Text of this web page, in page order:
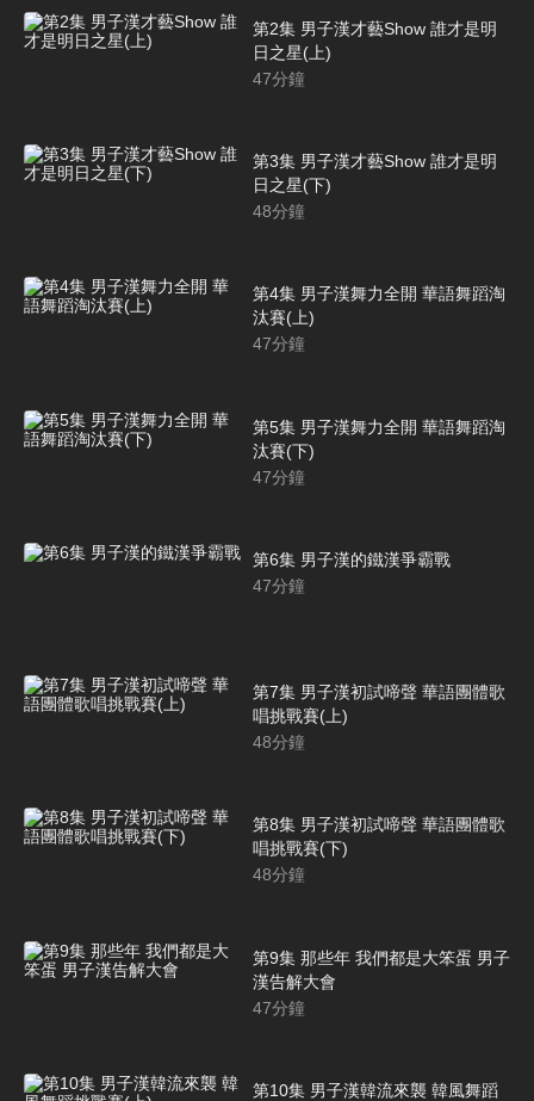
第2集 男子漢才藝Show 誰才是明
日之星(上)
47分鐘
第3集 男子漢才藝Show 誰才是明
日之星(下)
48分鐘
第4集 男子漢舞力全開 華語舞蹈淘
汰賽(上)
47分鐘
第5集 男子漢舞力全開 華語舞蹈淘
汰賽(下)
47分鐘
第6集 男子漢的鐵漢爭霸戰
47分鐘
第7集 男子漢初試啼聲 華語團體歌
唱挑戰賽(上)
48分鐘
第8集 男子漢初試啼聲 華語團體歌
唱挑戰賽(下)
48分鐘
第9集 那些年 我們都是大笨蛋 男子
漢告解大會
47分鐘
第10集 男子漢韓流來襲 韓風舞蹈